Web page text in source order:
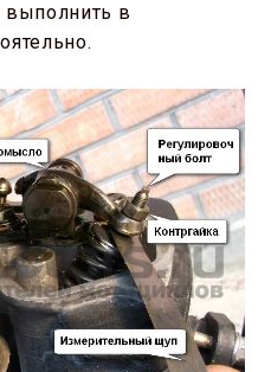
выполнить в